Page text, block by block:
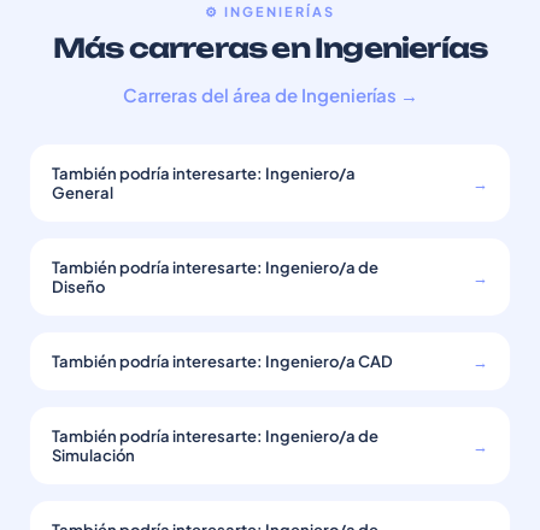
⚙️ INGENIERÍAS
Más carreras en Ingenierías
Carreras del área de Ingenierías →
También podría interesarte: Ingeniero/a
General
→
También podría interesarte: Ingeniero/a de
Diseño
→
También podría interesarte: Ingeniero/a CAD →
También podría interesarte: Ingeniero/a de
Simulación
→